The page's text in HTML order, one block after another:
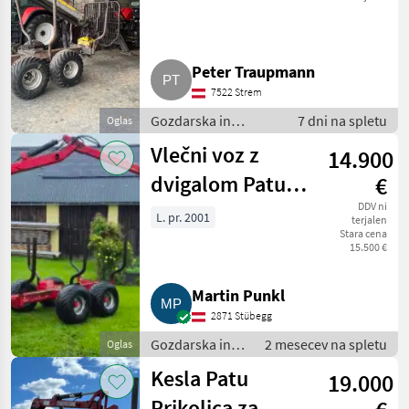
Oglas
Peter Traupmann
7522 Strem
Gozdarska in
lesarska
mehanizacija /
Gozdarska prikolica
7 dni na spletu
Oglas
Vlečni voz z
dvigalom Patu
100, 10 t Voz
14.900
€
DDV ni
terjalen
Stara cena
15.500 €
L. pr. 2001
Martin Punkl
2871 Stübegg
Gozdarska in
lesarska
mehanizacija /
Gozdarska
2 mesecev na spletu
Kesla Patu
19.000